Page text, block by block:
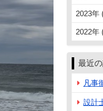
2023年
2022年
最近
凡事
設計